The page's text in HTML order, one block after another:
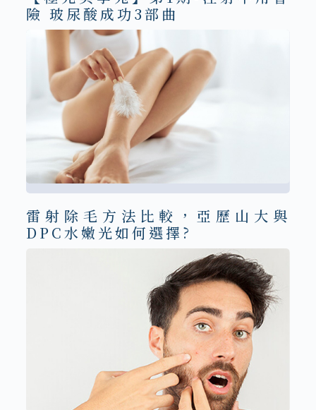
險 玻尿酸成功3部曲
雷射除毛方法比較，亞歷山大與
DPC水嫩光如何選擇?